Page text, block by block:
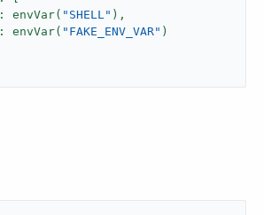
: envVar( "SHELL" ),
: envVar( "FAKE_ENV_VAR"